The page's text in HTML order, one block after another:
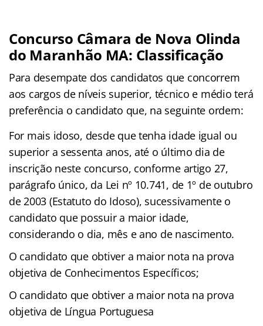
Concurso Câmara de Nova Olinda
do Maranhão MA: Classificação
Para desempate dos candidatos que concorrem
aos cargos de níveis superior, técnico e médio terá
preferência o candidato que, na seguinte ordem:
For mais idoso, desde que tenha idade igual ou
superior a sessenta anos, até o último dia de
inscrição neste concurso, conforme artigo 27,
parágrafo único, da Lei nº 10.741, de 1º de outubro
de 2003 (Estatuto do Idoso), sucessivamente o
candidato que possuir a maior idade,
considerando o dia, mês e ano de nascimento.
O candidato que obtiver a maior nota na prova
objetiva de Conhecimentos Específicos;
O candidato que obtiver a maior nota na prova
objetiva de Língua Portuguesa